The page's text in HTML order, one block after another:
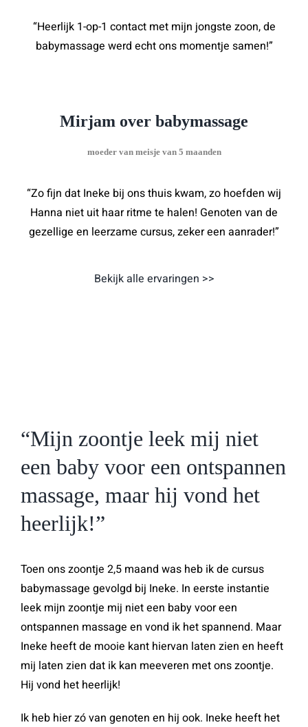
“Heerlijk 1-op-1 contact met mijn jongste zoon, de
babymassage werd echt ons momentje samen!”
Mirjam over babymassage
moeder van meisje van 5 maanden
“Zo fijn dat Ineke bij ons thuis kwam, zo hoefden wij
Hanna niet uit haar ritme te halen! Genoten van de
gezellige en leerzame cursus, zeker een aanrader!”
Bekijk alle ervaringen >>
“Mijn zoontje leek mij niet
een baby voor een ontspannen
massage, maar hij vond het
heerlijk!”
Toen ons zoontje 2,5 maand was heb ik de cursus
babymassage gevolgd bij Ineke. In eerste instantie
leek mijn zoontje mij niet een baby voor een
ontspannen massage en vond ik het spannend. Maar
Ineke heeft de mooie kant hiervan laten zien en heeft
mij laten zien dat ik kan meeveren met ons zoontje.
Hij vond het heerlijk!
Ik heb hier zó van genoten en hij ook. Ineke heeft het